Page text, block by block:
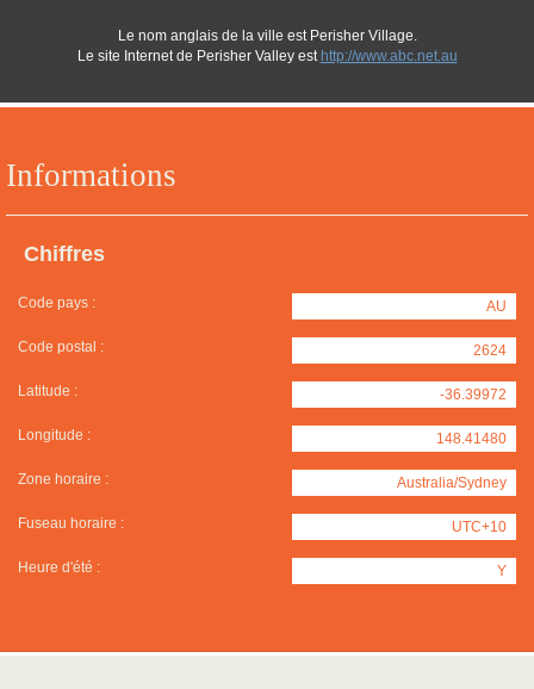
Informations
Chiffres
Code pays : AU
Code postal : 2624
Latitude : -36.39972
Longitude : 148.41480
Zone horaire : Australia/Sydney
Fuseau horaire : UTC+10
Heure d'été : Y
Le nom anglais de la ville est Perisher Village.
Le site Internet de Perisher Valley est http://www.abc.net.au